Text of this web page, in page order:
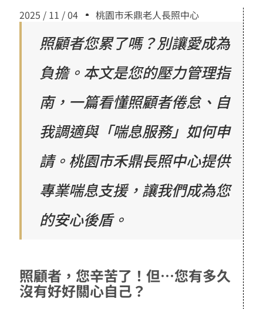
2025 / 11 / 04 桃園市禾鼎老人長照中心
照顧者您累了嗎？別讓愛成為
負擔。本文是您的壓力管理指
南，一篇看懂照顧者倦怠、自
我調適與「喘息服務」如何申
請。桃園市禾鼎長照中心提供
專業喘息支援，讓我們成為您
的安心後盾。
照顧者，您辛苦了！但…您有多久
沒有好好關心自己？